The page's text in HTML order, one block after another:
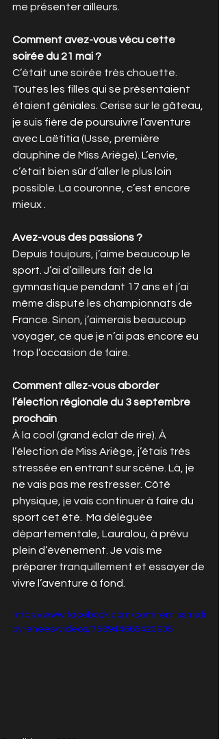
me présenter ailleurs.
Comment avez-vous vécu cette
soirée du 21 mai ?
C’était une soirée très chouette.
Toutes les filles qui se présentaient
étaient géniales. Cerise sur le gâteau,
je suis fière de poursuivre l’aventure
avec Laëtitia (Usse, première
dauphine de Miss Ariège). L’envie,
c’était bien sûr d’aller le plus loin
possible. La couronne, c’est encore
mieux .
Avez-vous des passions ?
Depuis toujours, j’aime beaucoup le
sport. J’ai d’ailleurs fait de la
gymnastique pendant 17 ans et j’ai
même disputé les championnats de
France. Sinon, j’aimerais beaucoup
voyager, ce que je n’ai pas encore eu
trop l’occasion de faire.
Comment allez-vous aborder
l’élection régionale du 3 septembre
prochain
À la cool (grand éclat de rire). À
l’élection de Miss Ariège, j’étais très
stressée en entrant sur scène. Là, je
ne vais pas me restresser. Côté
physique, je vais continuer à faire du
sport cet été.  Ma déléguée
départementale, Lauralou, à prévu
plein d’événement. Je vais me
préparer tranquillement et essayer de
vivre l’aventure à fond.
https://www.facebook.com/comitemissmidi
pyrenees/videos/758944665423905